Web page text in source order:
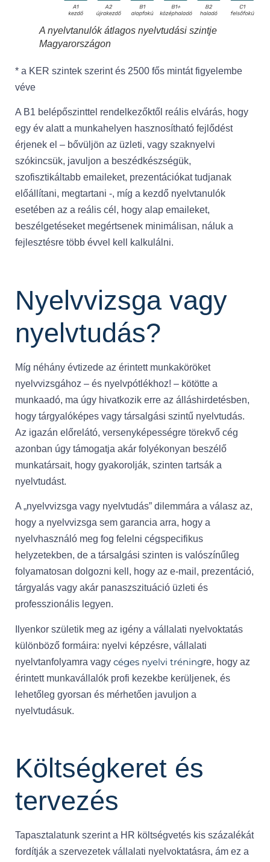
A nyelvtanulók átlagos nyelvtudási szintje
Magyarországon
* a KER szintek szerint és 2500 fős mintát figyelembe
véve
A B1 belépőszinttel rendelkezőktől reális elvárás, hogy
egy év alatt a munkahelyen hasznosítható fejlődést
érjenek el – bővüljön az üzleti, vagy szaknyelvi
szókincsük, javuljon a beszédkészségük,
szofisztikáltabb emaileket, prezentációkat tudjanak
előállítani, megtartani -, míg a kezdő nyelvtanulók
esetében az a reális cél, hogy alap emaileket,
beszélgetéseket megértsenek minimálisan, náluk a
fejlesztésre több évvel kell kalkulálni.
Nyelvvizsga vagy
nyelvtudás?
Míg néhány évtizede az érintett munkaköröket
nyelvvizsgához – és nyelvpótlékhoz! – kötötte a
munkaadó, ma úgy hivatkozik erre az álláshirdetésben,
hogy tárgyalóképes vagy társalgási szintű nyelvtudás.
Az igazán előrelátó, versenyképességre törekvő cég
azonban úgy támogatja akár folyékonyan beszélő
munkatársait, hogy gyakorolják, szinten tartsák a
nyelvtudást.
A „nyelvvizsga vagy nyelvtudás” dilemmára a válasz az,
hogy a nyelvvizsga sem garancia arra, hogy a
nyelvhasználó meg fog felelni cégspecifikus
helyzetekben, de a társalgási szinten is valószínűleg
folyamatosan dolgozni kell, hogy az e-mail, prezentáció,
tárgyalás vagy akár panaszszituáció üzleti és
professzionális legyen.
Ilyenkor születik meg az igény a vállalati nyelvoktatás
különböző formáira: nyelvi képzésre, vállalati
nyelvtanfolyamra vagy céges nyelvi tréningre, hogy az
érintett munkavállalók profi kezekbe kerüljenek, és
lehetőleg gyorsan és mérhetően javuljon a
nyelvtudásuk.
Költségkeret és
tervezés
Tapasztalatunk szerint a HR költségvetés kis százalékát
fordítják a szervezetek vállalati nyelvoktatásra, ám ez a